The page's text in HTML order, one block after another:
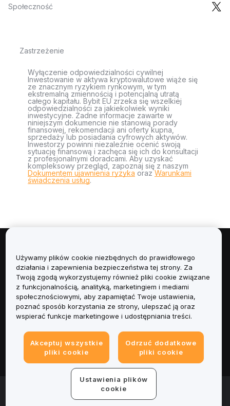
Społeczność
Zastrzeżenie
Wyłączenie odpowiedzialności cywilnej
Inwestowanie w aktywa kryptowalutowe wiąże się
ze znacznym ryzykiem rynkowym, w tym
ekstremalną zmiennością i potencjalną utratą
całego kapitału. Bybit EU zrzeka się wszelkiej
odpowiedzialności za jakiekolwiek wyniki
inwestycyjne. Żadne informacje zawarte w
niniejszym dokumencie nie stanowią porady
finansowej, rekomendacji ani oferty kupna,
sprzedaży lub posiadania cyfrowych aktywów.
Inwestorzy powinni niezależnie ocenić swoją
sytuację finansową i zachęca się ich do konsultacji
z profesjonalnymi doradcami. Aby uzyskać
kompleksowy przegląd, zapoznaj się z naszym
Dokumentem ujawnienia ryzyka orazWarunkami
świadczenia usług.
Informacje
Usługi
Obsługa Klienta
Informacje prawne
© 2025-2026 Bybit.eu. All rights reserved.
Używamy plików cookie niezbędnych do prawidłowego
działania i zapewnienia bezpieczeństwa tej strony. Za
Twoją zgodą wykorzystujemy również pliki cookie związane
z funkcjonalnością, analityką, marketingiem i mediami
społecznościowymi, aby zapamiętać Twoje ustawienia,
poznać sposób korzystania ze strony, ulepszać ją oraz
wspierać funkcje marketingowe i udostępniania treści.
Akceptuj wszystkie
pliki cookie
Odrzuć dodatkowe
pliki cookie
Ustawienia plików
cookie